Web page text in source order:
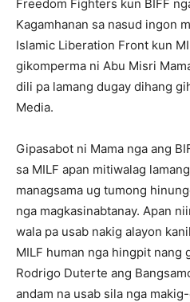
Freedom Fighters kun BIFF
Kagamhanan sa nasud ingon
Islamic Liberation Front kun
gikomperma ni Abu Misri
dili pa lamang dugay dihang
Media.
Gipasabot ni Mama nga ang
sa MILF apan mitiwalag
managsama ug tumong
nga magkasinabtanay. Apan
wala pa usab nakig alayon
MILF human nga hingpit nang
Rodrigo Duterte ang
andam na usab sila nga